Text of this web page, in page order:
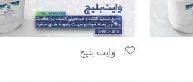
وایت بلیچ